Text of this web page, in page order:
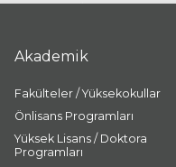
Akademik
Fakülteler / Yüksekokullar
Önlisans Programları
Yüksek Lisans / Doktora
Programları